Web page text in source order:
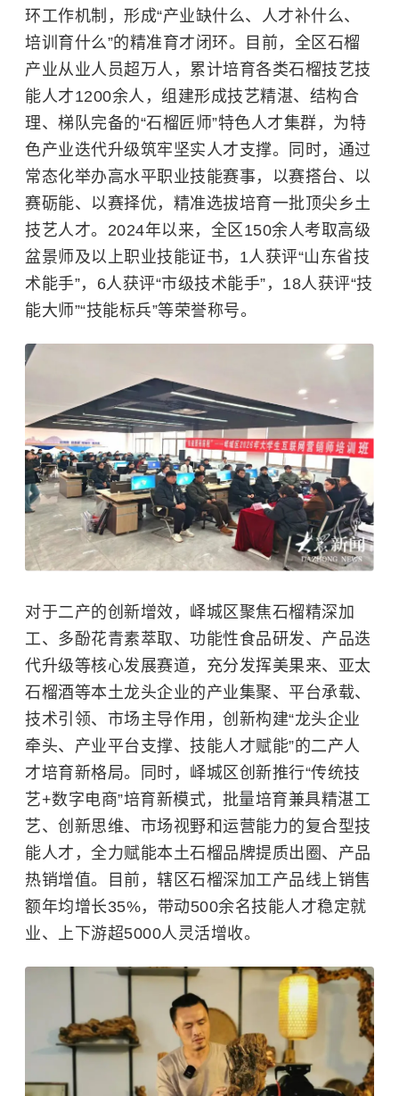
环工作机制，形成“产业缺什么、人才补什么、
培训育什么”的精准育才闭环。目前，全区石榴
产业从业人员超万人，累计培育各类石榴技艺技
能人才1200余人，组建形成技艺精湛、结构合
理、梯队完备的“石榴匠师”特色人才集群，为特
色产业迭代升级筑牢坚实人才支撑。同时，通过
常态化举办高水平职业技能赛事，以赛搭台、以
赛砺能、以赛择优，精准选拔培育一批顶尖乡土
技艺人才。2024年以来，全区150余人考取高级
盆景师及以上职业技能证书，1人获评“山东省技
术能手”，6人获评“市级技术能手”，18人获评“技
能大师”“技能标兵”等荣誉称号。
对于二产的创新增效，峄城区聚焦石榴精深加
工、多酚花青素萃取、功能性食品研发、产品迭
代升级等核心发展赛道，充分发挥美果来、亚太
石榴酒等本土龙头企业的产业集聚、平台承载、
技术引领、市场主导作用，创新构建“龙头企业
牵头、产业平台支撑、技能人才赋能”的二产人
才培育新格局。同时，峄城区创新推行“传统技
艺+数字电商”培育新模式，批量培育兼具精湛工
艺、创新思维、市场视野和运营能力的复合型技
能人才，全力赋能本土石榴品牌提质出圈、产品
热销增值。目前，辖区石榴深加工产品线上销售
额年均增长35%，带动500余名技能人才稳定就
业、上下游超5000人灵活增收。